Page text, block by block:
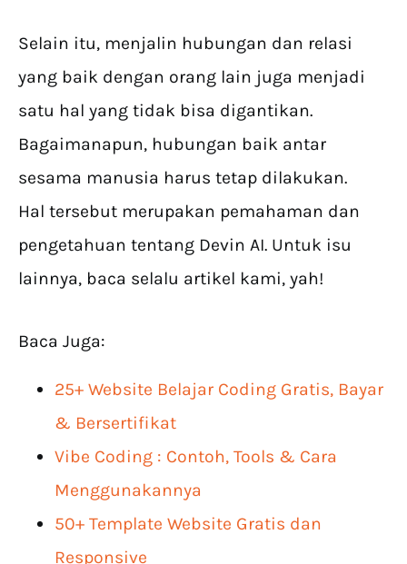
Selain itu, menjalin hubungan dan relasi
yang baik dengan orang lain juga menjadi
satu hal yang tidak bisa digantikan.
Bagaimanapun, hubungan baik antar
sesama manusia harus tetap dilakukan.
Hal tersebut merupakan pemahaman dan
pengetahuan tentang Devin AI. Untuk isu
lainnya, baca selalu artikel kami, yah!
Baca Juga:
25+ Website Belajar Coding Gratis, Bayar
& Bersertifikat
Vibe Coding : Contoh, Tools & Cara
Menggunakannya
50+ Template Website Gratis dan
Responsive